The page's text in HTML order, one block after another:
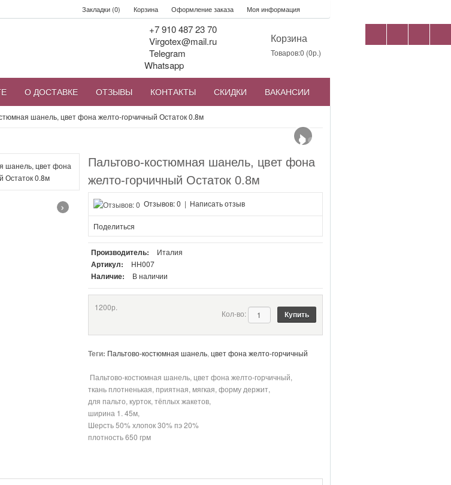
Закладки (0) Корзина Оформление заказа Моя информация
Корзина
Товаров:0 (0р.)
+7 910 487 23 70
Virgotex@mail.ru
Telegram
Whatsapp
О ДОСТАВКЕ ОТЗЫВЫ КОНТАКТЫ СКИДКИ ВАКАНСИИ
шанель, цвет фона желто-горчичный Остаток 0.8м ›
›
Пальтово-костюмная шанель, цвет фона
желто-горчичный Остаток 0.8м
Отзывов: 0 | Написать отзыв
Поделиться
Производитель: Италия
Артикул: НН007
Наличие: В наличии
1200р.
Кол-во:
Теги: Пальтово-костюмная шанель,цвет фона желто-горчичный
Пальтово-костюмная шанель, цвет фона желто-горчичный,
ткань плотненькая, приятная, мягкая, форму держит,
для пальто, курток, тёплых жакетов,
ширина 1. 45м,
Шерсть 50% хлопок 30% пэ 20%
плотность 650 грм